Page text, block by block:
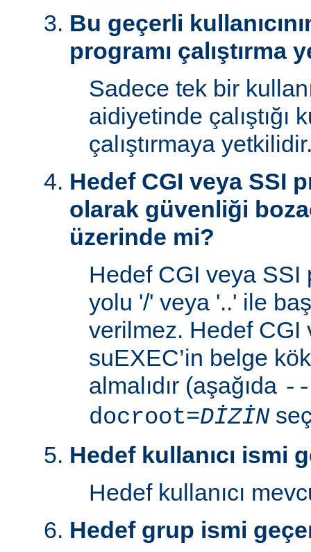
Bu geçerli
programı çalıştırma
Sadece tek bir
aidiyetinde çalıştığı
çalıştırmaya
Hedef CGI veya SSI
olarak güvenliği
üzerinde mi?
Hedef CGI veya SSI
yolu '/' veya '..' ile
verilmez. Hedef CGI
suEXEC’in belge
almalıdır (aşağıda
docroot=DİZİN
Hedef kullanıcı ismi
Hedef kullanıcı
Hedef grup ismi